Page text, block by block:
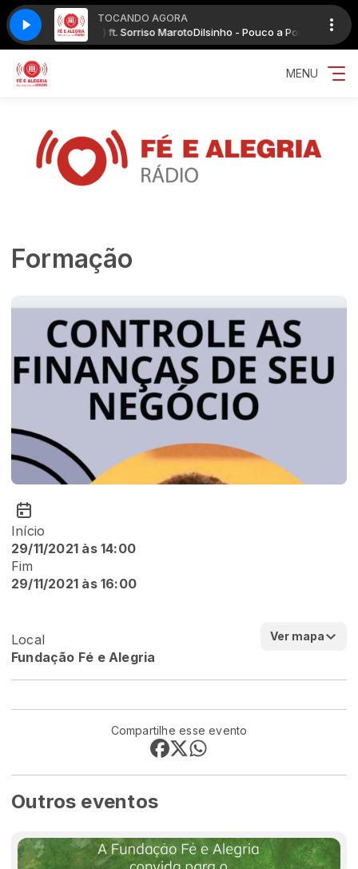
TOCANDO AGORA
Nunca Ao Vivo) ft. Sorriso MarotoDilsinho - Pouco a Pouco (DVD
MENU
Formação
Início
29/11/2021 às 14:00
Fim
29/11/2021 às 16:00
Local
Fundação Fé e Alegria
Ver mapa
Outros eventos
Compartilhe esse evento